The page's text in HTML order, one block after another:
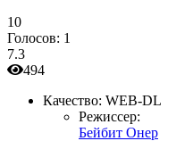
10
Голосов: 1
7.3
494
Качество: WEB-DL
Режиссер:
Бейбит Онер